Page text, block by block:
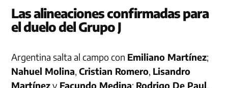
Las alineaciones confirmadas para
el duelo del Grupo J
Argentina salta al campo con Emiliano Martínez;
Nahuel Molina,Cristian Romero, Lisandro
Martínezy Facundo Medina; Rodrigo De Paul,